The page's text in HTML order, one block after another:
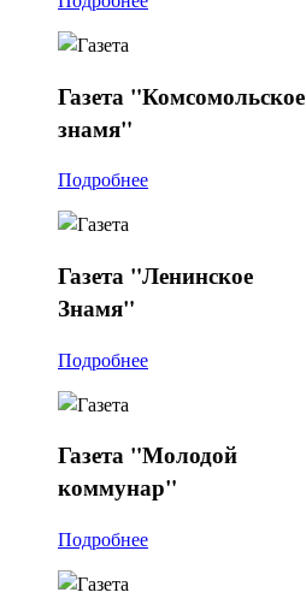
Газета "Комсомольское
знамя"
Подробнее
Газета "Ленинское
Знамя"
Подробнее
Газета "Молодой
коммунар"
Подробнее